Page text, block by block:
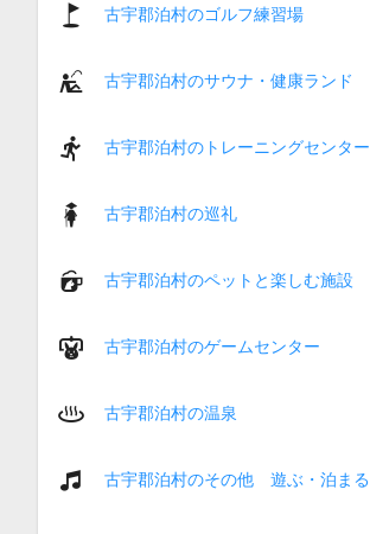
古宇郡泊村のゴルフ練習場
古宇郡泊村のサウナ・健康ランド
古宇郡泊村のトレーニングセンター
古宇郡泊村の巡礼
古宇郡泊村のペットと楽しむ施設
古宇郡泊村のゲームセンター
古宇郡泊村の温泉
古宇郡泊村のその他 遊ぶ・泊まる